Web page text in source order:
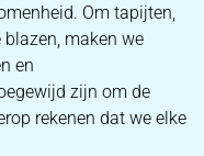
Om tapijten,
maken we
en
zijn om de
rekenen dat we elke